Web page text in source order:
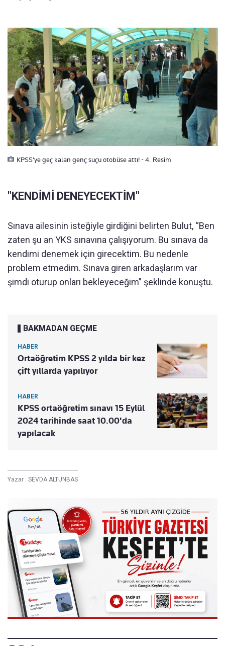
KPSS'ye geç kalan genç suçu otobüse attı! - 4. Resim
"KENDİMİ DENEYECEKTİM"
Sınava ailesinin isteğiyle girdiğini belirten Bulut, “Ben
zaten şu an YKS sınavına çalışıyorum. Bu sınava da
kendimi denemek için girecektim. Bu nedenle
problem etmedim. Sınava giren arkadaşlarım var
şimdi oturup onları bekleyeceğim” şeklinde konuştu.
BAKMADAN GEÇME
HABER
Ortaöğretim KPSS 2 yılda bir kez
çift yıllarda yapılıyor
HABER
KPSS ortaöğretim sınavı 15 Eylül
2024 tarihinde saat 10.00'da
yapılacak
Yazar : SEVDA ALTUNBAS